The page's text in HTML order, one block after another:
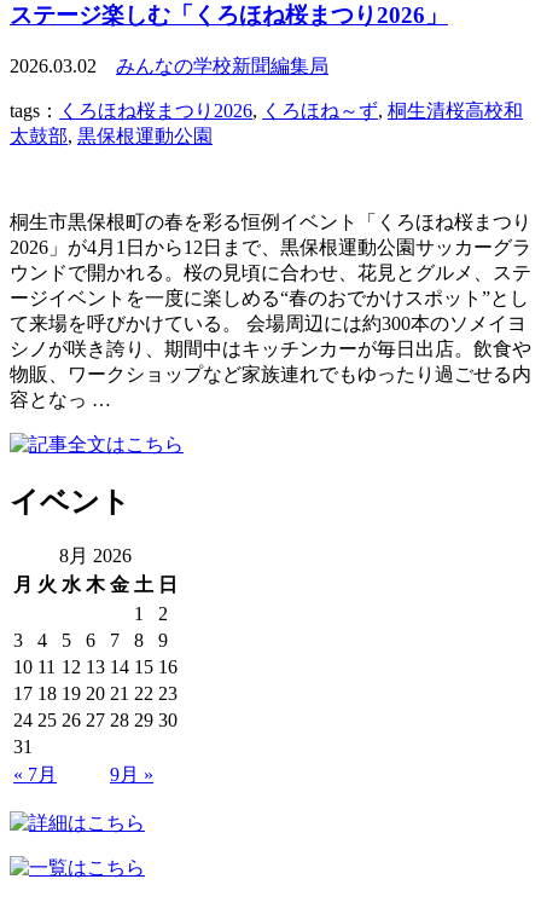
ステージ楽しむ「くろほね桜まつり2026」
2026.03.02 みんなの学校新聞編集局
tags： くろほね桜まつり2026, くろほね～ず, 桐生清桜高校和
太鼓部, 黒保根運動公園
桐生市黒保根町の春を彩る恒例イベント「くろほね桜まつり
2026」が4月1日から12日まで、黒保根運動公園サッカーグラ
ウンドで開かれる。桜の見頃に合わせ、花見とグルメ、ステ
ージイベントを一度に楽しめる“春のおでかけスポット”とし
て来場を呼びかけている。 会場周辺には約300本のソメイヨ
シノが咲き誇り、期間中はキッチンカーが毎日出店。飲食や
物販、ワークショップなど家族連れでもゆったり過ごせる内
容となっ …
イベント
8月 2026
月 火 水 木 金 土 日
1
2
3
4 5 6 7 8
9
10 11 12 13 14 15 16
17 18 19 20 21 22 23
24 25 26 27 28 29 30
31
« 7月
9月 »